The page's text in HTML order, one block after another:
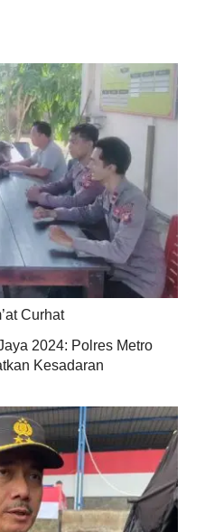
Curhat
2024: Polres Metro
Kesadaran